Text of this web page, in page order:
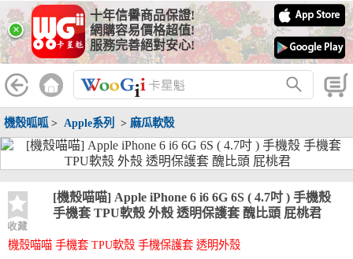
×
十年信譽商品保證!
網購容易價格超值!
服務完善絕對安心!
機殼呱呱 > Apple系列 > 麻瓜軟殼
收藏
[機殼喵喵] Apple iPhone 6 i6 6G 6S ( 4.7吋 ) 手機殼
手機套 TPU軟殼 外殼 透明保護套 醜比頭 屁桃君
機殼喵喵 手機套 TPU軟殼 手機保護套 透明外殼
線上分期銀行
WooGii 與 綠界 合作，『信用卡分期付款』 與 『信用卡零利率
分期付款』 的配合銀行如下：
分期期數 提供分期之銀行
兆豐銀行、合作金庫、第一銀行、華南銀行、
彰化銀行、上海銀行、富邦銀行、國泰世華、
台灣企銀、台中銀行、匯豐銀行、華泰銀行、
銀、元大銀行、永豐銀行、玉山銀行、凱基銀
行、星展銀行、台新銀行、安泰銀行、中國信
兆豐銀行、合作金庫、第一銀行、華南銀行、